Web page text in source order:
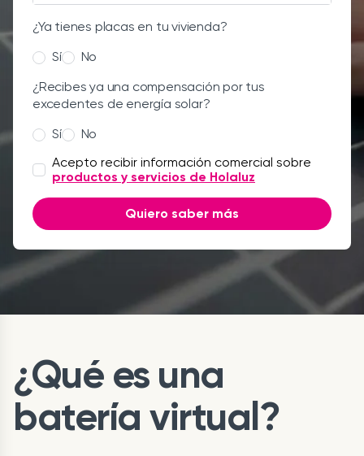
¿Ya tienes placas en tu vivienda?
Sí
No
¿Recibes ya una compensación por tus
excedentes de energía solar?
Sí
No
Acepto recibir información comercial sobre
productos y servicios de Holaluz
Quiero saber más
¿Qué es una
batería virtual?